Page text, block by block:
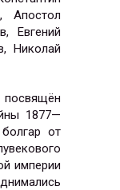
Апостол
Евгений
Николай
1877—
от
империи